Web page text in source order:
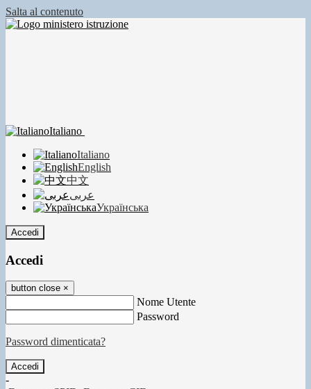
Salta al contenuto
Italiano
Italiano
English
中文
عربى
Українська
Accedi
Accedi
button close ×
Nome Utente
Password
Password dimenticata?
-